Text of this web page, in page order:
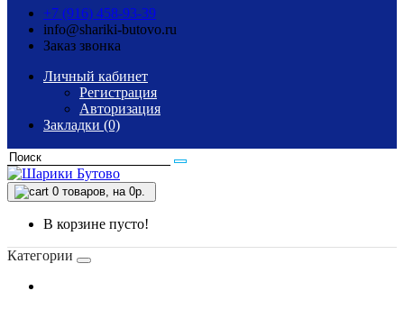
+7 (916) 458-93-39
info@shariki-butovo.ru
Заказ звонка
Личный кабинет
Регистрация
Авторизация
Закладки (0)
0 товаров, на 0р.
В корзине пусто!
Категории